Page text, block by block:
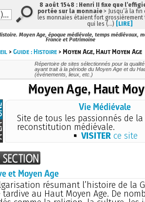
Moyen Age, époque médiévale, temps médiévaux,
France et Patrimoine
>Guide : Histoire > Moyen Age, Haut Moyen Age
Répertoire de sites sélectionnés pour la
ayant trait à la période du Moyen Age et du
(événements, lieux, etc.)
Moyen Age, Haut
Vie Médiévale
Site de tous les passionnés de la
reconstitution médiévale.
VISITERce site
et Moyen Age
résumant l’histoire de la
tardive au Haut Moyen Age. De
8 août 1548 : Henri II fixe que
portée sur la monnaie> Jusqu’à la fin
les monnaies étaient fort grossièrement
qui les (…) [LIRE]